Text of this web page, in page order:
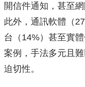
開信件通知，甚至
此外，通訊軟體（
台（14%）甚至實
案例，手法多元且
迫切性。